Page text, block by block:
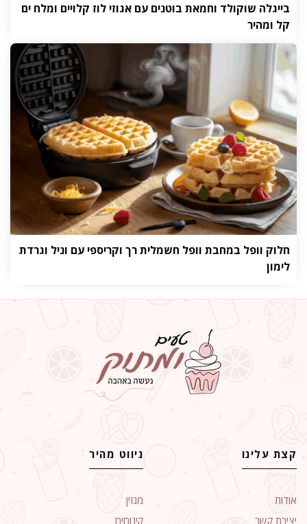
בייגלה שוקולד וחמאת בוטנים עם אגוזי לוז קלויים ומלח ים
קל ומהיר
חלוק וופל במחבת וופל חשמלית רך וקריספי עם וניל וגרדת
לימון
קצת עלינו
אודות
יצירת קשר
ניווט מהיר
מגזין
קינוחים